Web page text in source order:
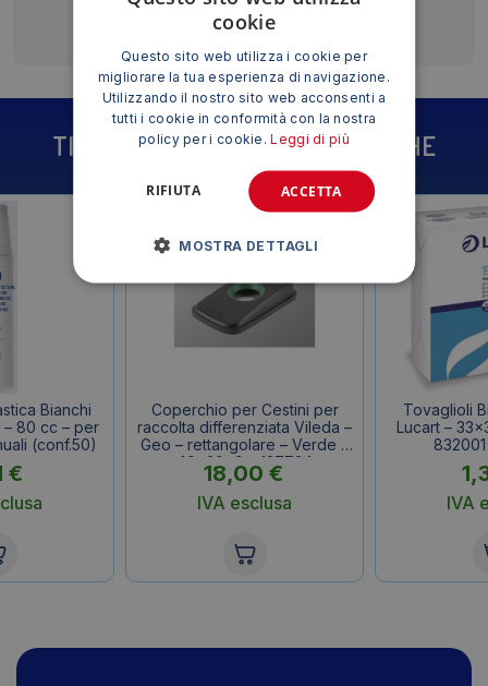
TI POTREBBE INTERESSARE ANCHE
Bianchi
– 80 cc – per
(conf.50)
€
Coperchio per Cestini per
raccolta differenziata Vileda –
Geo – rettangolare – Verde –
49x29x9 – 137734
18,00 €
IVA esclusa
Tovaglioli
Lucart –
IVA
cookie
Questo sito web utilizza i cookie per
migliorare la tua esperienza di navigazione.
Utilizzando il nostro sito web acconsenti a
tutti i cookie in conformità con la nostra
policy per i cookie.Leggi di più
ACCETTA
RIFIUTA
MOSTRA DETTAGLI